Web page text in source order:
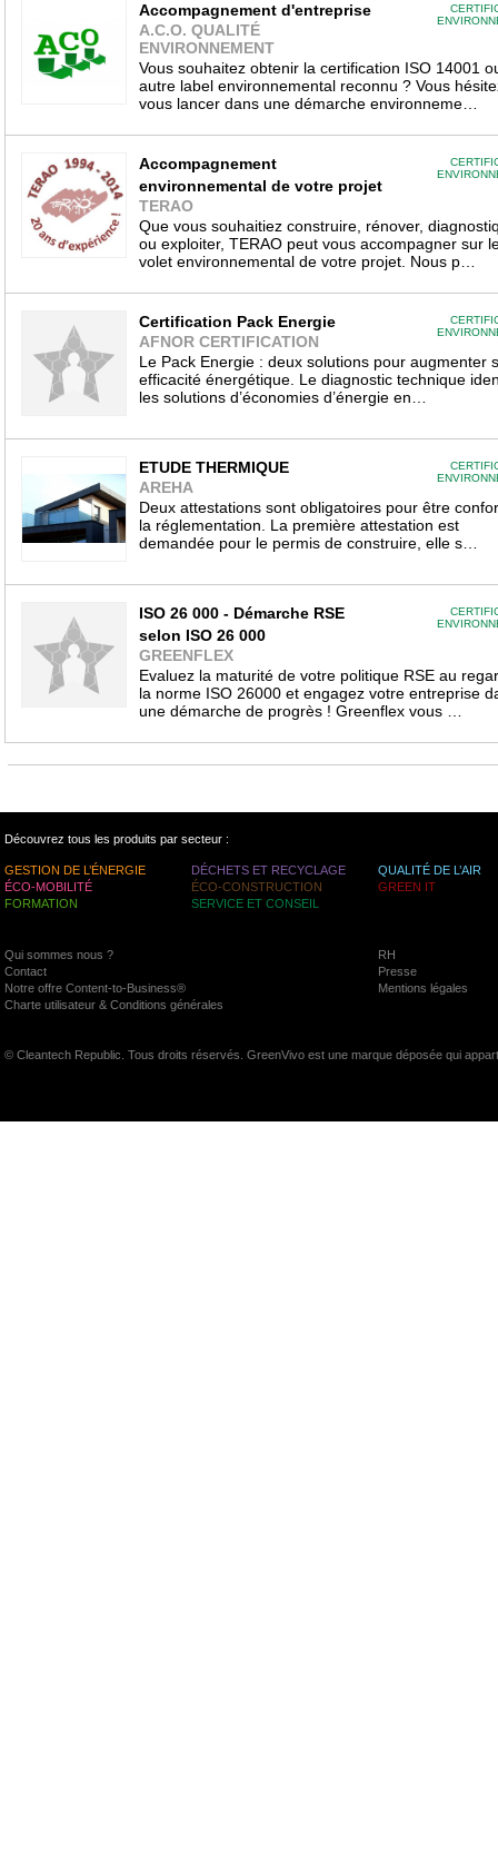
Accompagnement d'entreprise
A.C.O. QUALITÉ
ENVIRONNEMENT
Vous souhaitez obtenir la certification ISO 14001
autre label environnemental reconnu ? Vous
vous lancer dans une démarche environneme…
Accompagnement
environnemental de votre projet
TERAO
Que vous souhaitiez construire, rénover,
ou exploiter, TERAO peut vous accompagner sur
volet environnemental de votre projet. Nous p…
Certification Pack Energie
AFNOR CERTIFICATION
Le Pack Energie : deux solutions pour augmenter
efficacité énergétique. Le diagnostic technique
les solutions d’économies d’énergie en…
ETUDE THERMIQUE
AREHA
Deux attestations sont obligatoires pour être
la réglementation. La première attestation est
demandée pour le permis de construire, elle s…
ISO 26 000 - Démarche RSE
selon ISO 26 000
GREENFLEX
Evaluez la maturité de votre politique RSE au
la norme ISO 26000 et engagez votre entreprise
une démarche de progrès ! Greenflex vous …
Découvrez tous les produits par secteur :
GESTION DE L’ÉNERGIE DÉCHETS ET RECYCLAGE
QUALITÉ DE L’AIR
ÉCO-MOBILITÉ
ÉCO-CONSTRUCTION
GREEN IT
FORMATION
SERVICE ET CONSEIL
Qui sommes nous ?
RH
Contact
Presse
Notre offre Content-to-Business®
Mentions légales
Charte utilisateur & Conditions générales
© Cleantech Republic. Tous droits réservés. GreenVivo est une marque déposée qui